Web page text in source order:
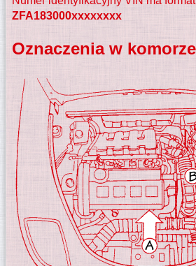
ZFA183000xxxxxxxx
Oznaczenia w